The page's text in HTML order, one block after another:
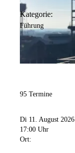
Kategorie:
Führung
95 Termine
Di 11. August 2026
17:00 Uhr
Ort: